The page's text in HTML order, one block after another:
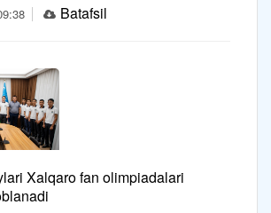
Batafsil
Xalqaro fan olimpiadalari